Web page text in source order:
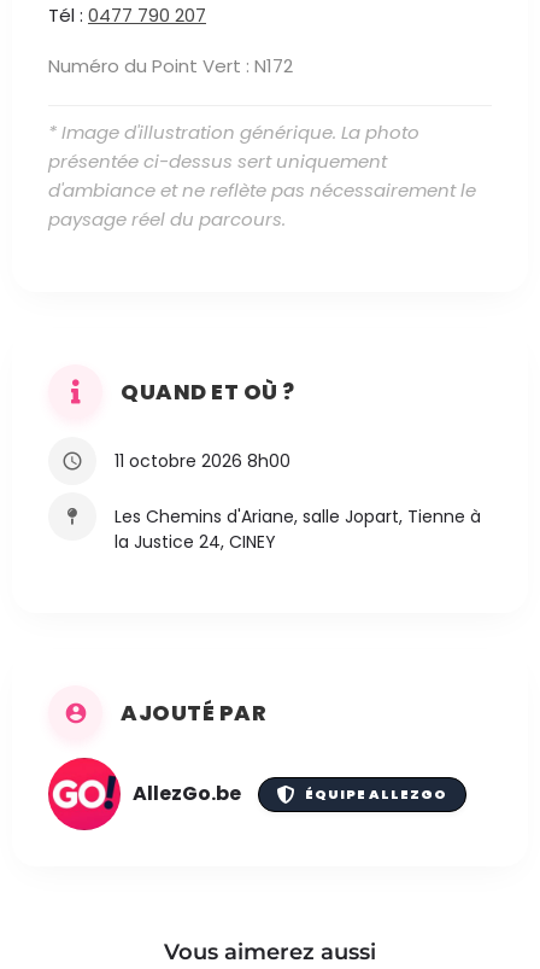
Tél : 0477 790 207
Numéro du Point Vert : N172
* Image d'illustration générique. La photo
présentée ci-dessus sert uniquement
d'ambiance et ne reflète pas nécessairement le
paysage réel du parcours.
QUAND ET OÙ ?
11 octobre 2026 8h00
Les Chemins d'Ariane, salle Jopart, Tienne à
la Justice 24, CINEY
AJOUTÉ PAR
AllezGo.be ÉQUIPE ALLEZGO
Vous aimerez aussi